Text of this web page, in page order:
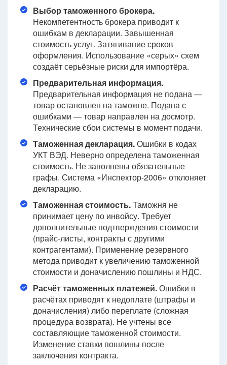
Выбор таможенного брокера.
Некомпетентность брокера приводит к
ошибкам в декларации. Завышенная
стоимость услуг. Затягивание сроков
оформления. Использование «серых» схем
создаёт серьёзные риски для импортёра.
Предварительная информация.
Предварительная информация не подана —
товар остановлен на таможне. Подана с
ошибками — товар направлен на досмотр.
Технические сбои системы в момент подачи.
Таможенная декларация.Ошибки в кодах
УКТ ВЭД. Неверно определена таможенная
стоимость. Не заполнены обязательные
графы. Система «Инспектор-2006» отклоняет
декларацию.
Таможенная стоимость.Таможня не
принимает цену по инвойсу. Требует
дополнительные подтверждения стоимости
(прайс-листы, контракты с другими
контрагентами). Применение резервного
метода приводит к увеличению таможенной
стоимости и доначислению пошлины и НДС.
Расчёт таможенных платежей.Ошибки в
расчётах приводят к недоплате (штрафы и
доначисления) либо переплате (сложная
процедура возврата). Не учтены все
составляющие таможенной стоимости.
Изменение ставки пошлины после
заключения контракта.